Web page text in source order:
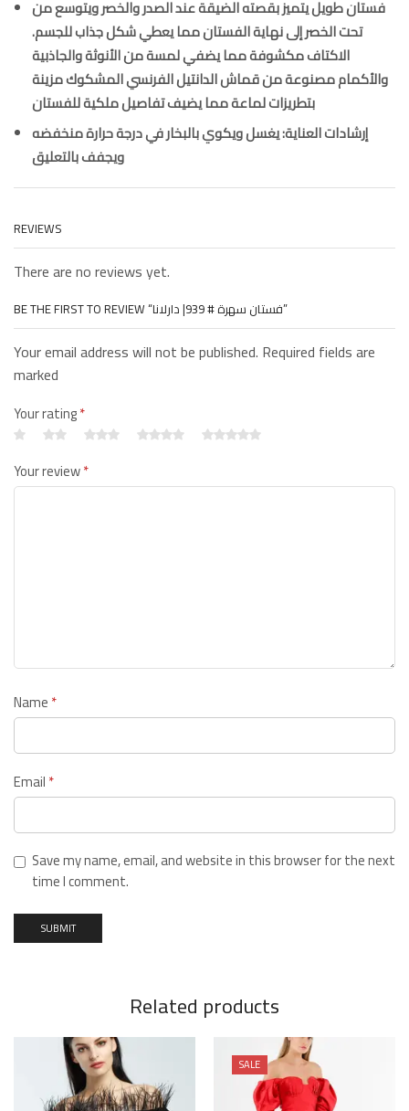
فستان طويل يتميز بقصته الضيقة عند الصدر والخصر ويتوسع من
تحت الخصر إلى نهاية الفستان مما يعطي شكل جذاب للجسم.
الاكتاف مكشوفة مما يضفي لمسة من الأنوثة والجاذبية
والأكمام مصنوعة من قماش الدانتيل الفرنسي المشكوك مزينة
بتطريزات لماعة مما يضيف تفاصيل ملكية للفستان
إرشادات العناية: يغسل ويكوي بالبخار في درجة حرارة منخفضه
ويجفف بالتعليق
REVIEWS
There are no reviews yet.
BE THE FIRST TO REVIEW “فستان سهرة # 939| دارلانا”
Your email address will not be published. Required fields are
marked
Your rating*
Your review*
Name*
Email*
Save my name, email, and website in this browser for the next
time I comment.
Related products
SALE